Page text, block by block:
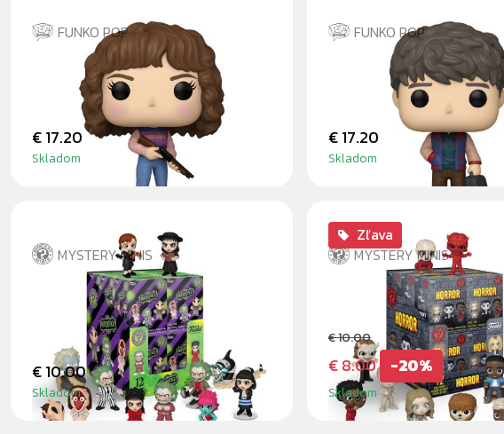
FUNKO POP
NANCY WHEELER
€ 17.20
Skladom
FUNKO POP
WILL BYERS
€ 17.20
Skladom
MYSTERY MINIS
BEETLEJUICE - BLINDBOX
€ 10.00
Skladom
MYSTERY MINIS
HORROR - BLINDBOX
Zľava
€ 10.00
€ 8.00 -20%
Skladom